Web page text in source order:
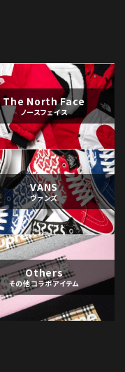
The North Face
ノースフェイス
VANS
ヴァンズ
Others
その他コラボアイテム